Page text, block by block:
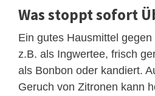
Was stoppt sofort
Ein gutes Hausmittel
z.B. als Ingwertee, frisch
als Bonbon oder kandiert.
Geruch von Zitronen kann